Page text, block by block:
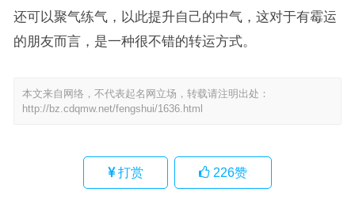
还可以聚气练气，以此提升自己的中气，这对于有霉运
的朋友而言，是一种很不错的转运方式。
本文来自网络，不代表起名网立场，转载请注明出处：
http://bz.cdqmw.net/fengshui/1636.html
打赏 226赞